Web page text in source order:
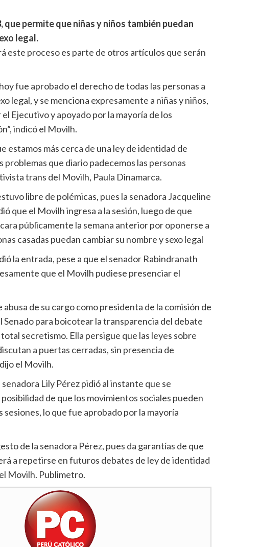
permite que niñas y niños también puedan
legal.
este proceso es parte de otros artículos que serán
fue aprobado el derecho de todas las personas a
legal, y se menciona expresamente a niñas y niños,
Ejecutivo y apoyado por la mayoría de los
indicó el Movilh.
estamos más cerca de una ley de identidad de
problemas que diario padecemos las personas
trans del Movilh, Paula Dinamarca.
libre de polémicas, pues la senadora Jacqueline
que el Movilh ingresa a la sesión, luego de que
públicamente la semana anterior por oponerse a
casadas puedan cambiar su nombre y sexo legal
la entrada, pese a que el senador Rabindranath
que el Movilh pudiese presenciar el
abusa de su cargo como presidenta de la comisión de
Senado para boicotear la transparencia del debate
secretismo. Ella persigue que las leyes sobre
a puertas cerradas, sin presencia de
el Movilh.
senadora Lily Pérez pidió al instante que se
de que los movimientos sociales pueden
lo que fue aprobado por la mayoría
de la senadora Pérez, pues da garantías de que
a repetirse en futuros debates de ley de identidad
Movilh. Publimetro.